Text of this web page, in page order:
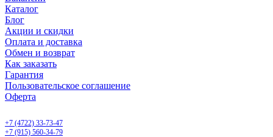
Каталог
Блог
Акции и скидки
Оплата и доставка
Обмен и возврат
Как заказать
Гарантия
Пользовательское соглашение
Оферта
+7 (4722) 33-73-47
+7 (915) 560-34-79